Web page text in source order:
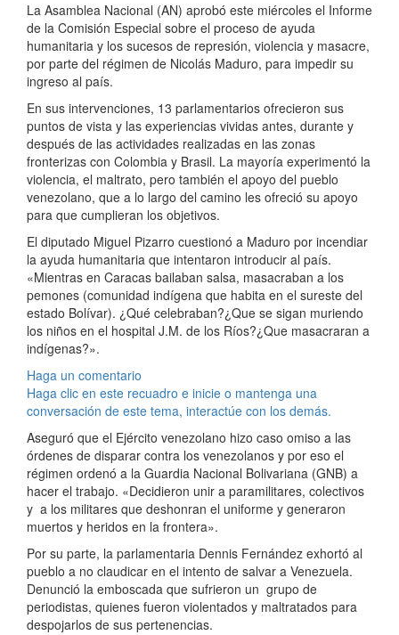
La Asamblea Nacional (AN) aprobó este miércoles el Informe
de la Comisión Especial sobre el proceso de ayuda
humanitaria y los sucesos de represión, violencia y masacre,
por parte del régimen de Nicolás Maduro, para impedir su
ingreso al país.
En sus intervenciones, 13 parlamentarios ofrecieron sus
puntos de vista y las experiencias vividas antes, durante y
después de las actividades realizadas en las zonas
fronterizas con Colombia y Brasil. La mayoría experimentó la
violencia, el maltrato, pero también el apoyo del pueblo
venezolano, que a lo largo del camino les ofreció su apoyo
para que cumplieran los objetivos.
El diputado Miguel Pizarro cuestionó a Maduro por incendiar
la ayuda humanitaria que intentaron introducir al país.
«Mientras en Caracas bailaban salsa, masacraban a los
pemones (comunidad indígena que habita en el sureste del
estado Bolívar). ¿Qué celebraban?¿Que se sigan muriendo
los niños en el hospital J.M. de los Ríos?¿Que masacraran a
indígenas?».
Haga un comentario
Haga clic en este recuadro e inicie o mantenga una
conversación de este tema, interactúe con los demás.
Aseguró que el Ejército venezolano hizo caso omiso a las
órdenes de disparar contra los venezolanos y por eso el
régimen ordenó a la Guardia Nacional Bolivariana (GNB) a
hacer el trabajo. «Decidieron unir a paramilitares, colectivos
y a los militares que deshonran el uniforme y generaron
muertos y heridos en la frontera».
Por su parte, la parlamentaria Dennis Fernández exhortó al
pueblo a no claudicar en el intento de salvar a Venezuela.
Denunció la emboscada que sufrieron un grupo de
periodistas, quienes fueron violentados y maltratados para
despojarlos de sus pertenencias.